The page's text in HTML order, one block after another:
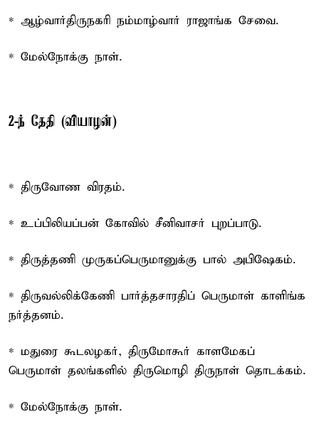
* ஆழ்வார்திருநகரி நம்மாழ்வார் ராஜாங்க சேவை.
* மேல்நோக்கு நாள்.
2-ந் தேதி (வியாழன்)
* திருவோண விரதம்.
* உப்பிலியப்பன் கோவில் சீனிவாசர் புறப்பாடு.
* திருத்தணி முருகப்பெருமானுக்கு பால் அபிஷேகம்.
* திருவல்லிக்கேணி பார்த்தசாரதிப் பெருமாள் காளிங்க
நர்த்தனம்.
* மதுரை கூடலழகர், திருமோகூர் காளமேகப்
பெருமாள் தலங்களில் திருமொழி திருநாள் தொடக்கம்.
* மேல்நோக்கு நாள்.